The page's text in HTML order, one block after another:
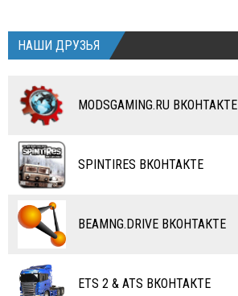
ВЕЛОСИПЕДЫ
ПОЕЗДА
ВОДНЫЙ ТРАНСПОРТ
ВЕРТОЛЕТЫ
САМОЛЕТЫ
RC ТРАНСПОРТ
КАРТЫ
ТЮНИНГ
ДРУГИЕ МОДЫ
НАШИ ДРУЗЬЯ
MODSGAMING.RU ВКОНТАКТЕ
SPINTIRES ВКОНТАКТЕ
BEAMNG.DRIVE ВКОНТАКТЕ
ETS 2 & ATS ВКОНТАКТЕ